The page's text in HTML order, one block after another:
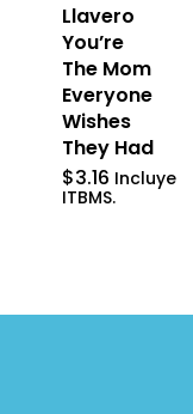
Llavero
You’re
The Mom
Everyone
Wishes
They Had
$3.16 Incluye
ITBMS.